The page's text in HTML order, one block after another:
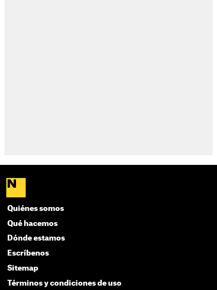
Quiénes somos
Qué hacemos
Dónde estamos
Escríbenos
Sitemap
Términos y condiciones de uso